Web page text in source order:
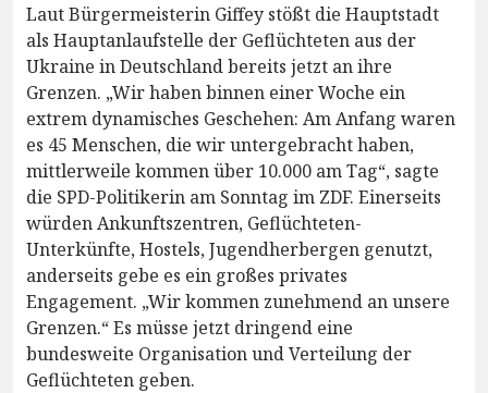
Laut Bürgermeisterin Giffey stößt die Hauptstadt
als Hauptanlaufstelle der Geflüchteten aus der
Ukraine in Deutschland bereits jetzt an ihre
Grenzen. „Wir haben binnen einer Woche ein
extrem dynamisches Geschehen: Am Anfang waren
es 45 Menschen, die wir untergebracht haben,
mittlerweile kommen über 10.000 am Tag“, sagte
die SPD-Politikerin am Sonntag im ZDF. Einerseits
würden Ankunftszentren, Geflüchteten-
Unterkünfte, Hostels, Jugendherbergen genutzt,
anderseits gebe es ein großes privates
Engagement. „Wir kommen zunehmend an unsere
Grenzen.“ Es müsse jetzt dringend eine
bundesweite Organisation und Verteilung der
Geflüchteten geben.